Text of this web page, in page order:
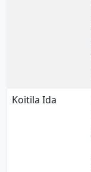
Koitila Ida